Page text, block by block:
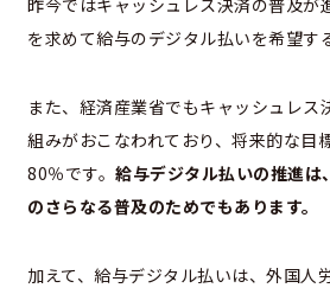
を求めて給与のデジタル払いを希望す
また、経済産業省でもキャッシュレス
組みがおこなわれており、将来的な目
80％です。 給与デジタル払いの推進は
のさらなる普及のためでもあります。
加えて、給与デジタル払いは、外国人